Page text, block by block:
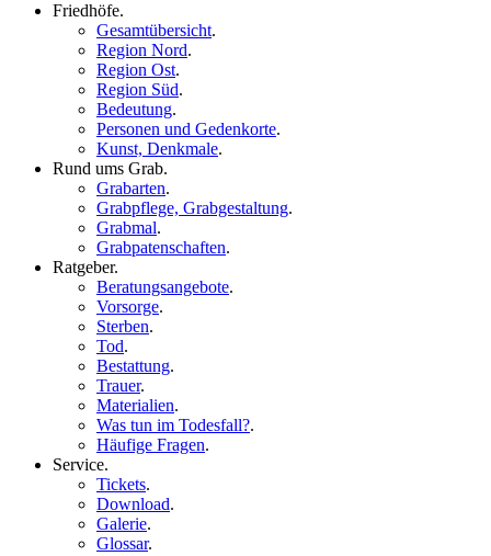
Friedhöfe.
Gesamtübersicht.
Region Nord.
Region Ost.
Region Süd.
Bedeutung.
Personen und Gedenkorte.
Kunst, Denkmale.
Rund ums Grab.
Grabarten.
Grabpflege, Grabgestaltung.
Grabmal.
Grabpatenschaften.
Ratgeber.
Beratungsangebote.
Vorsorge.
Sterben.
Tod.
Bestattung.
Trauer.
Materialien.
Was tun im Todesfall?.
Häufige Fragen.
Service.
Tickets.
Download.
Galerie.
Glossar.